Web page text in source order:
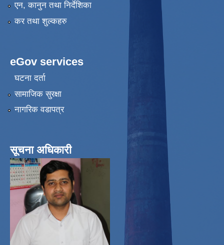
एन, कानुन तथा निर्देशिका
कर तथा शुल्कहरु
eGov services
घटना दर्ता
सामाजिक सुरक्षा
नागरिक वडापत्र
सूचना अधिकारी